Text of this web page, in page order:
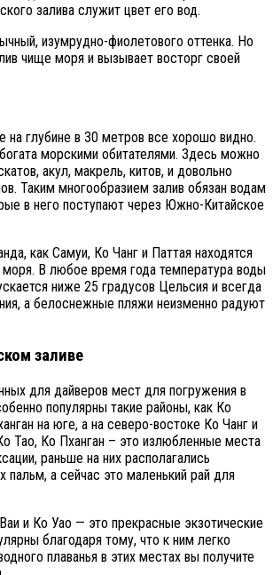
залива служит цвет его вод.
изумрудно-фиолетового оттенка. Но
чище моря и вызывает восторг своей
на глубине в 30 метров все хорошо видно.
морскими обитателями. Здесь можно
акул, макрель, китов, и довольно
Таким многообразием залив обязан водам
в него поступают через Южно-Китайское
как Самуи, Ко Чанг и Паттая находятся
В любое время года температура воды
ниже 25 градусов Цельсия и всегда
а белоснежные пляжи неизменно радуют
заливе
для дайверов мест для погружения в
популярны такие районы, как Ко
на юге, а на северо-востоке Ко Чанг и
Тао, Ко Пханган – это излюбленные места
раньше на них располагались
пальм, а сейчас это маленький рай для
и Ко Уао — это прекрасные экзотические
благодаря тому, что к ним легко
плаванья в этих местах вы получите